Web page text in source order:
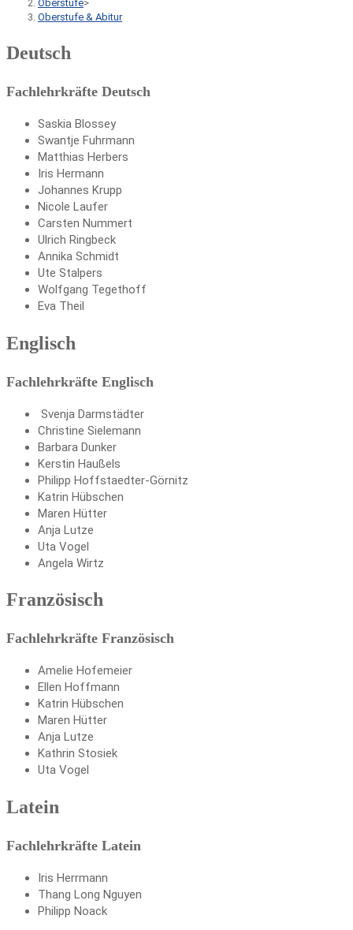
Oberstufe>
Oberstufe & Abitur
Deutsch
Fachlehrkräfte Deutsch
Saskia Blossey
Swantje Fuhrmann
Matthias Herbers
Iris Hermann
Johannes Krupp
Nicole Laufer
Carsten Nummert
Ulrich Ringbeck
Annika Schmidt
Ute Stalpers
Wolfgang Tegethoff
Eva Theil
Englisch
Fachlehrkräfte Englisch
Svenja Darmstädter
Christine Sielemann
Barbara Dunker
Kerstin Haußels
Philipp Hoffstaedter-Görnitz
Katrin Hübschen
Maren Hütter
Anja Lutze
Uta Vogel
Angela Wirtz
Französisch
Fachlehrkräfte Französisch
Amelie Hofemeier
Ellen Hoffmann
Katrin Hübschen
Maren Hütter
Anja Lutze
Kathrin Stosiek
Uta Vogel
Latein
Fachlehrkräfte Latein
Iris Herrmann
Thang Long Nguyen
Philipp Noack